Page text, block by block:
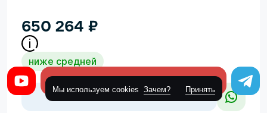
650 264 ₽
ниже средней
Заказать такой же
Мы используем cookies Зачем? Принять